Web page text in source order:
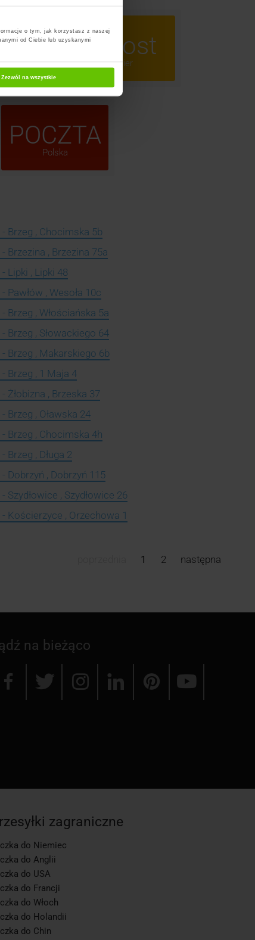
o tym, jak korzystasz z naszej
od Ciebie lub uzyskanymi
Zezwól na wszystkie
InPost
Kurier
POCZTA
Polska
Brzeg , Chocimska 5b
Brzezina , Brzezina 75a
Lipki , Lipki 48
Pawłów , Wesoła 10c
Brzeg , Włościańska 5a
Brzeg , Słowackiego 64
Brzeg , Makarskiego 6b
Brzeg , 1 Maja 4
Żłobizna , Brzeska 37
Brzeg , Oławska 24
Brzeg , Chocimska 4h
Brzeg , Długa 2
Dobrzyń , Dobrzyń 115
, Szydłowice 26
Kościerzyce , Orzechowa 1
1 2 następna
na bieżąco
zagraniczne
do Niemiec
do Anglii
do USA
do Francji
do Włoch
do Holandii
do Chin